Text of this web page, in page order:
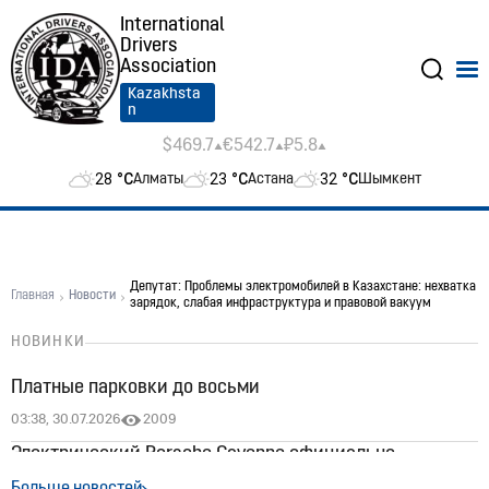
International
Drivers
Association
Kazakhsta
n
$469.7 €542.7 ₽5.8
28 °CАлматы 23 °CАстана 32 °CШымкент
Главная Новости
Депутат: Проблемы электромобилей в Казахстане: нехватка
зарядок, слабая инфраструктура и правовой вакуум
НОВИНКИ
Платные парковки до восьми
03:38, 30.07.2026 2009
Электрический Porsche Cayenne официально
появился в Казахстане: цены стартуют от 60 млн